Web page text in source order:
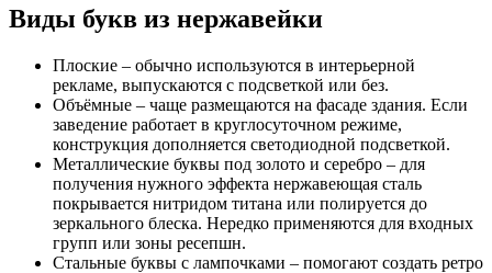
Виды букв из нержавейки
Плоские – обычно используются в интерьерной
рекламе, выпускаются с подсветкой или без.
Объёмные – чаще размещаются на фасаде здания. Если
заведение работает в круглосуточном режиме,
конструкция дополняется светодиодной подсветкой.
Металлические буквы под золото и серебро – для
получения нужного эффекта нержавеющая сталь
покрывается нитридом титана или полируется до
зеркального блеска. Нередко применяются для входных
групп или зоны ресепшн.
Стальные буквы с лампочками – помогают создать ретро